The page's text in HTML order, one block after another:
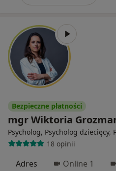
Bezpieczne płatności
mgr Wiktoria
Psycholog, Psycholog dziecięcy,
18 opinii
Adres Online 1